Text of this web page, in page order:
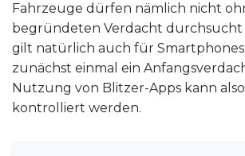
Fahrzeuge dürfen nämlich nicht
begründeten Verdacht durchsucht
gilt natürlich auch für
zunächst einmal ein
Nutzung von Blitzer-Apps kann
kontrolliert werden.